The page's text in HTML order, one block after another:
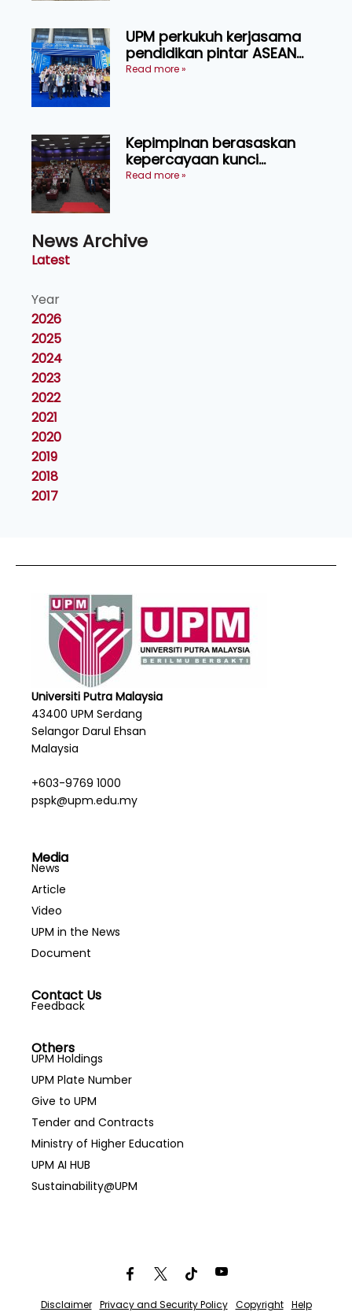
UPM perkukuh kerjasama
pendidikan pintar ASEAN
menerusi lawatan rasmi ke
Read more »
Kepimpinan berasaskan
kepercayaan kunci
kecemerlangan institusi -
Read more »
News Archive
Latest
Year
2026
2025
2024
2023
2022
2021
2020
2019
2018
2017
Universiti Putra Malaysia
43400 UPM Serdang
Selangor Darul Ehsan
Malaysia
+603-9769 1000
pspk@upm.edu.my
Media
News
Article
Video
UPM in the News
Document
Contact Us
Feedback
Others
UPM Holdings
UPM Plate Number
Give to UPM
Tender and Contracts
Ministry of Higher Education
UPM AI HUB
Sustainability@UPM
Disclaimer Privacy and Security Policy Copyright Help